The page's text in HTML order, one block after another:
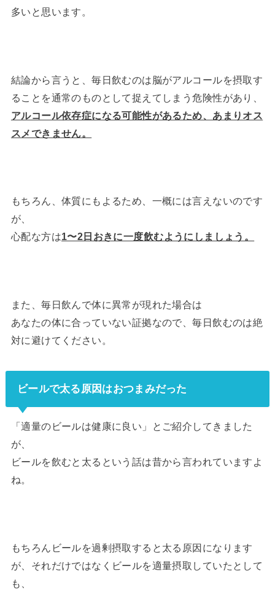
多いと思います。
結論から言うと、毎日飲むのは脳がアルコールを摂取す
ることを通常のものとして捉えてしまう危険性があり、
アルコール依存症になる可能性があるため、あまりオス
スメできません。
もちろん、体質にもよるため、一概には言えないのです
が、
心配な方は1〜2日おきに一度飲むようにしましょう。
また、毎日飲んで体に異常が現れた場合は
あなたの体に合っていない証拠なので、毎日飲むのは絶
対に避けてください。
ビールで太る原因はおつまみだった
「適量のビールは健康に良い」とご紹介してきました
が、
ビールを飲むと太るという話は昔から言われていますよ
ね。
もちろんビールを過剰摂取すると太る原因になります
が、それだけではなくビールを適量摂取していたとして
も、